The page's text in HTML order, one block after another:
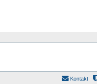
Kontakt